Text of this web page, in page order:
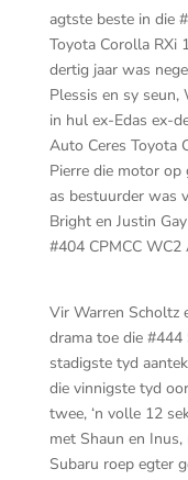
agtste beste in die
Toyota Corolla RXi
dertig jaar was
Plessis en sy
in hul ex-Edas ex-
Auto Ceres Toyota
Pierre die motor
as bestuurder was
Bright en Justin
#404 CPMCC
Vir Warren Scholtz
drama toe die
stadigste tyd
die vinnigste tyd
twee, ‘n volle 12
met Shaun en
Subaru roep egter